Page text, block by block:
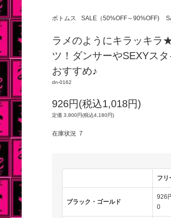
ボトムス SALE（50%OFF～90%OFF)
ラメのようにキラッキラ
ツ！ダンサーやSEXYス
おすすめ♪
dn-0162
926円(税込1,018円)
定価 3,800円(税込4,180円)
在庫状況 7
フリ
ブラック・ゴールド
926
0